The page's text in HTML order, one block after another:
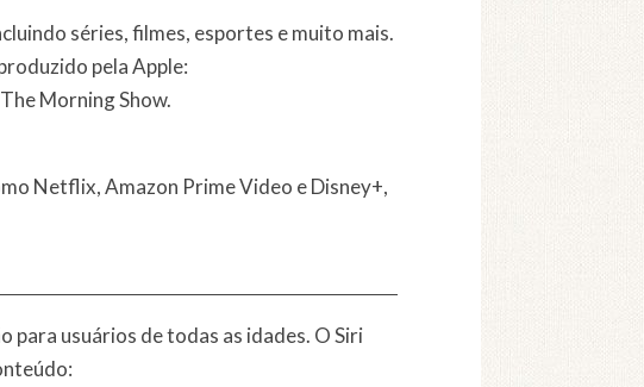
séries, filmes, esportes e muito mais.
pela Apple:
Morning Show.
Netflix, Amazon Prime Video e Disney+,
usuários de todas as idades. O Siri